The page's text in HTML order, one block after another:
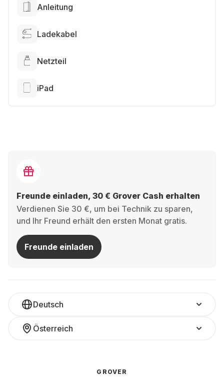
Anleitung
Ladekabel
Netzteil
iPad
Freunde einladen, 30 € Grover Cash erhalten
Verdienen Sie 30 €, um bei Technik zu sparen,
und Ihr Freund erhält den ersten Monat gratis.
Freunde einladen
Deutsch
Österreich
GROVER